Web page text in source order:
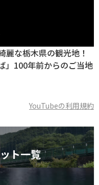
麗な栃木県の観光地！
」100年前からのご当地
YouTubeの利用規約
ト一覧